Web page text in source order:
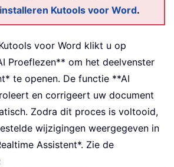
Kutools voor Word.
voor Word klikt u op
Proeflezen** om het deelvenster
te openen. De functie **AI
en corrigeert uw document
Zodra dit proces is voltooid,
wijzigingen weergegeven in
Assistent*. Zie de